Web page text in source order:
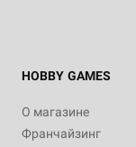
HOBBY GAMES
О магазине
Франчайзинг